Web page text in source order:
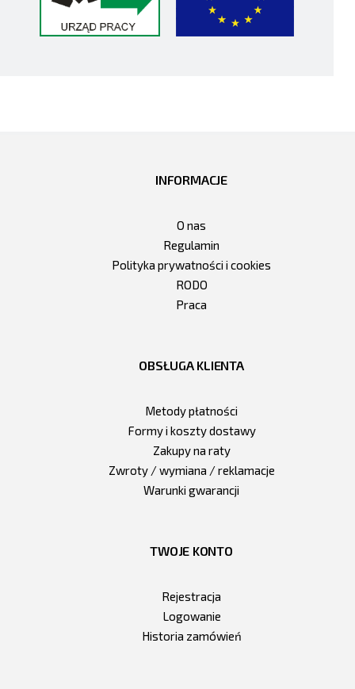
INFORMACJE
O nas
Regulamin
Polityka prywatności i cookies
RODO
Praca
OBSŁUGA KLIENTA
Metody płatności
Formy i koszty dostawy
Zakupy na raty
Zwroty / wymiana / reklamacje
Warunki gwarancji
TWOJE KONTO
Rejestracja
Logowanie
Historia zamówień